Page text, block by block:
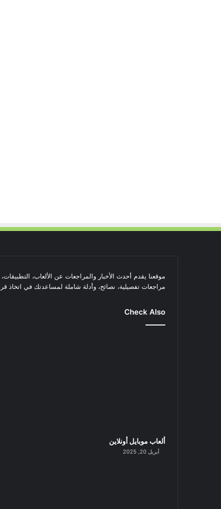
موقعنا يقدم أحدث الأخبار والمراجعات عن الألعاب،
مراجعات تفصيلية، نصائح، وأدلة شاملة لمساعدتك في اتخاذ
Check Also
ألعاب موبايل أونلاين
أبريل 20, 2025